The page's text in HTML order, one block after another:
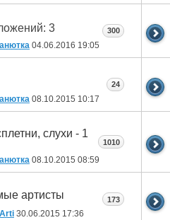
анютка 04.06.2016 19:05
300
анютка 08.10.2015 10:17
24
слухи - 1
анютка 08.10.2015 08:59
1010
артисты
Arti 30.06.2015 17:36
173